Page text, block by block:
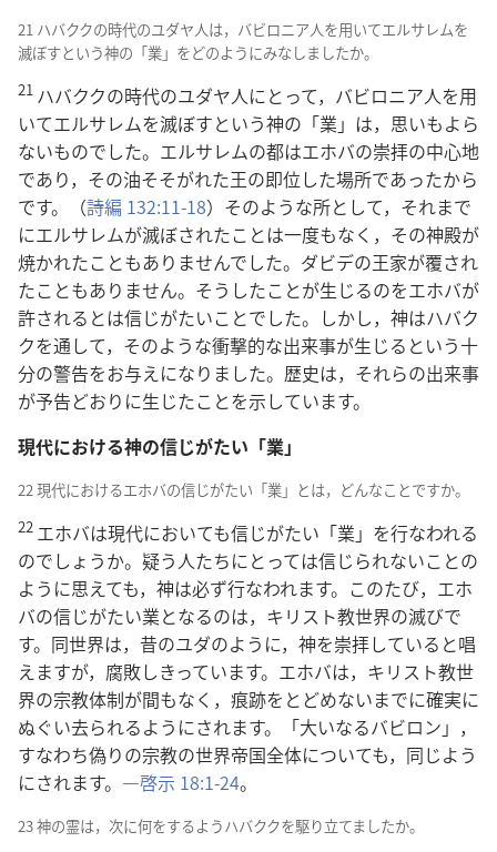
21 ハバククの時代のユダヤ人は，バビロニア人を用いてエルサレムを
滅ぼすという神の「業」をどのようにみなしましたか。
21 ハバククの時代のユダヤ人にとって，バビロニア人を用
いてエルサレムを滅ぼすという神の「業」は，思いもよら
ないものでした。エルサレムの都はエホバの崇拝の中心地
であり，その油そそがれた王の即位した場所であったから
です。（詩編 132:11-18）そのような所として，それまで
にエルサレムが滅ぼされたことは一度もなく，その神殿が
焼かれたこともありませんでした。ダビデの王家が覆され
たこともありません。そうしたことが生じるのをエホバが
許されるとは信じがたいことでした。しかし，神はハバク
クを通して，そのような衝撃的な出来事が生じるという十
分の警告をお与えになりました。歴史は，それらの出来事
が予告どおりに生じたことを示しています。
現代における神の信じがたい「業」
22 現代におけるエホバの信じがたい「業」とは，どんなことですか。
22 エホバは現代においても信じがたい「業」を行なわれる
のでしょうか。疑う人たちにとっては信じられないことの
ように思えても，神は必ず行なわれます。このたび，エホ
バの信じがたい業となるのは，キリスト教世界の滅びで
す。同世界は，昔のユダのように，神を崇拝していると唱
えますが，腐敗しきっています。エホバは，キリスト教世
界の宗教体制が間もなく，痕跡をとどめないまでに確実に
ぬぐい去られるようにされます。「大いなるバビロン」，
すなわち偽りの宗教の世界帝国全体についても，同じよう
にされます。―啓示 18:1-24。
23 神の霊は，次に何をするようハバククを駆り立てましたか。